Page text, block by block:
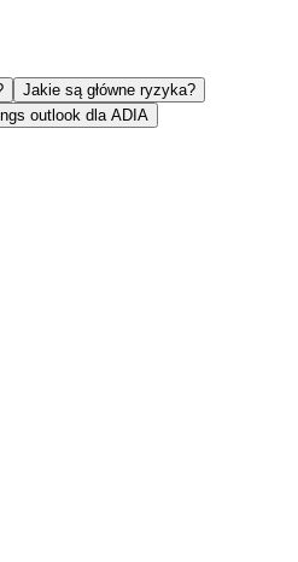
Jakie są główne ryzyka?
outlook dla ADIA